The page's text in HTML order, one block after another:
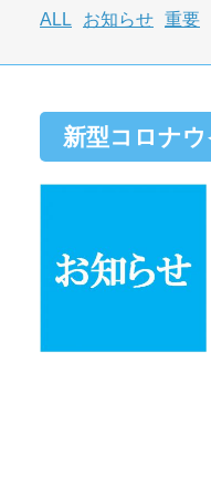
ALL お知らせ 重要
新型コロナ